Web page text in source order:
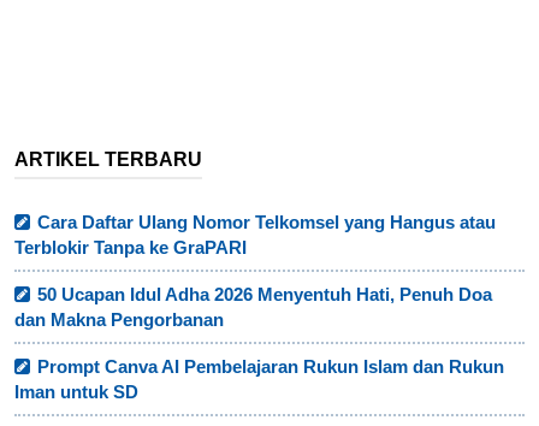
ARTIKEL TERBARU
Cara Daftar Ulang Nomor Telkomsel yang Hangus atau
Terblokir Tanpa ke GraPARI
50 Ucapan Idul Adha 2026 Menyentuh Hati, Penuh Doa
dan Makna Pengorbanan
Prompt Canva AI Pembelajaran Rukun Islam dan Rukun
Iman untuk SD